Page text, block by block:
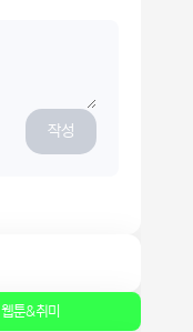
작성
웹툰&취미